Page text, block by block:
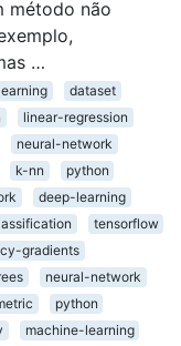
método não
…
dataset
linear-regression
neural-network
k-nn
python
deep-learning
tensorflow
gradients
neural-network
python
machine-learning